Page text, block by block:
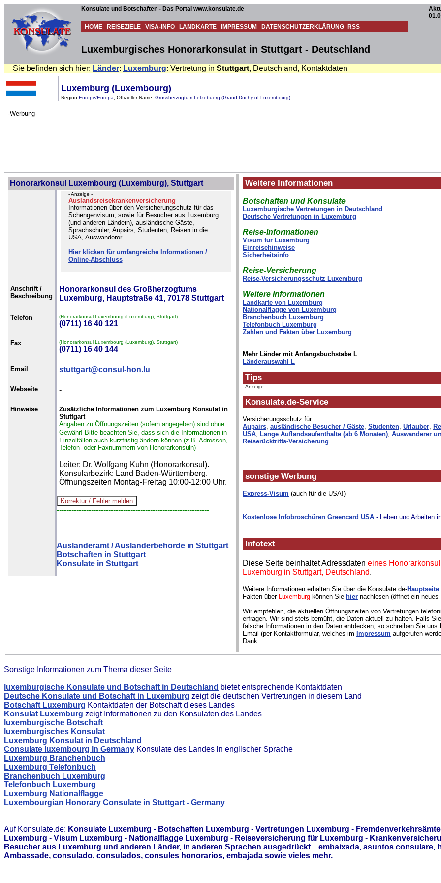
Konsulate und Botschaften - Das Portal www.konsulate.de
HOME REISEZIELE VISA-INFO LANDKARTE IMPRESSUM DATENSCHUTZERKLÄRUNG RSS
Luxemburgisches Honorarkonsulat in Stuttgart - Deutschland
Sie befinden sich hier: Länder: Luxemburg: Vertretung in Stuttgart, Deutschland, Kontaktdaten
Luxemburg (Luxembourg)
Region Europe/Europa , Offizieller Name: Grossherzogtum Lëtzebuerg (Grand Duchy of Luxembourg)
-Werbung-
Honorarkonsul Luxembourg (Luxemburg), Stuttgart
- Anzeige -
Auslandsreisekrankenversicherung
Informationen über den Versicherungschutz für das
Schengenvisum, sowie für Besucher aus Luxemburg
(und anderen Ländern), ausländische Gäste,
Sprachschüler, Aupairs, Studenten, Reisen in die
USA, Auswanderer...
Hier klicken für umfangreiche Informationen /
Online-Abschluss
Anschrift /
Beschreibung
Honorarkonsul des Großherzogtums
Luxemburg, Hauptstraße 41, 70178 Stuttgart
Telefon (Honorarkonsul Luxembourg (Luxemburg), Stuttgart)
(0711) 16 40 121
Fax (Honorarkonsul Luxembourg (Luxemburg), Stuttgart)
(0711) 16 40 144
Email stuttgart@consul-hon.lu
Webseite -
Hinweise
Zusätzliche Informationen zum Luxemburg Konsulat in
Stuttgart
Angaben zu Öffnungszeiten (sofern angegeben) sind ohne
Gewähr! Bitte beachten Sie, dass sich die Informationen in
Einzelfällen auch kurzfristig ändern können (z.B. Adressen,
Telefon- oder Faxnummern von Honorarkonsuln)
Leiter: Dr. Wolfgang Kuhn (Honorarkonsul).
Konsularbezirk: Land Baden-Württemberg.
Öffnungszeiten Montag-Freitag 10:00-12:00 Uhr.
--------------------------------------------------------------
Ausländeramt / Ausländerbehörde in Stuttgart
Botschaften in Stuttgart
Konsulate in Stuttgart
Weitere Informationen
Botschaften und Konsulate
Luxemburgische Vertretungen in Deutschland
Deutsche Vertretungen in Luxemburg
Reise-Informationen
Visum für Luxemburg
Einreisehinweise
Sicherheitsinfo
Reise-Versicherung
Reise-Versicherungsschutz Luxemburg
Weitere Informationen
Landkarte von Luxemburg
Nationalflagge von Luxemburg
Branchenbuch Luxemburg
Telefonbuch Luxemburg
Zahlen und Fakten über Luxemburg
Mehr Länder mit Anfangsbuchstabe L
Länderauswahl L
Tips
- Anzeige -
Konsulate.de-Service
Versicherungsschutz für
Aupairs, ausländische Besucher / Gäste, Studenten, Urlauber,
USA, Lange Auflandsaufenthalte (ab 6 Monaten), Auswanderer
Reiserücktritts-Versicherung
sonstige Werbung
Express-Visum (auch für die USA!)
Kostenlose Infobroschüren Greencard USA - Leben und Arbeiten
Infotext
Diese Seite beinhaltet Adressdaten eines
Luxemburg in Stuttgart, Deutschland.
Weitere Informationen erhalten Sie über die Konsulate.de-Hauptseite
Fakten über Luxemburg können Sie hier nachlesen (öffnet ein neues
Wir empfehlen, die aktuellen Öffnungszeiten von Vertretungen
erfragen. Wir sind stets bemüht, die Daten aktuell zu halten. Falls
falsche Informationen in den Daten entdecken, so schreiben Sie uns
Email (per Kontaktformular, welches im Impressum aufgerufen
Dank.
Sonstige Informationen zum Thema dieser Seite
luxemburgische Konsulate und Botschaft in Deutschland bietet entsprechende Kontaktdaten
Deutsche Konsulate und Botschaft in Luxemburg zeigt die deutschen Vertretungen in diesem Land
Botschaft Luxemburg Kontaktdaten der Botschaft dieses Landes
Konsulat Luxemburg zeigt Informationen zu den Konsulaten des Landes
luxemburgische Botschaft
luxemburgisches Konsulat
Luxemburg Konsulat in Deutschland
Consulate luxembourg in Germany Konsulate des Landes in englischer Sprache
Luxemburg Branchenbuch
Luxemburg Telefonbuch
Branchenbuch Luxemburg
Telefonbuch Luxemburg
Luxemburg Nationalflagge
Luxembourgian Honorary Consulate in Stuttgart - Germany
Auf Konsulate.de: Konsulate Luxemburg - Botschaften Luxemburg - Vertretungen Luxemburg -
Luxemburg - Visum Luxemburg - Nationalflagge Luxemburg - Reiseversicherung für Luxemburg -
Besucher aus Luxemburg und anderen Länder, in anderen Sprachen ausgedrückt... embaixada, asuntos consulare,
Ambassade, consulado, consulados, consules honorarios, embajada sowie vieles mehr.